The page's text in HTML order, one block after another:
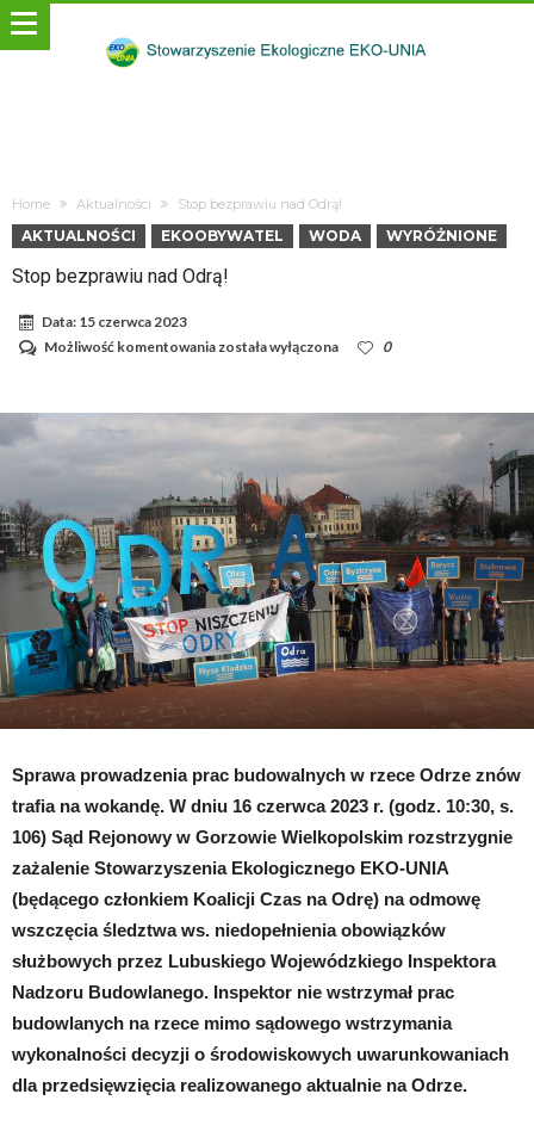
Home Aktualności Stop bezprawiu nad Odrą!
AKTUALNOŚCI EKOOBYWATEL WODA WYRÓŻNIONE
Stop bezprawiu nad Odrą!
Data: 15 czerwca 2023
Możliwość komentowania Stop
została wyłączona 0
Sprawa prowadzenia prac budowalnych w rzece Odrze znów
trafia na wokandę. W dniu 16 czerwca 2023 r. (godz. 10:30, s.
106) Sąd Rejonowy w Gorzowie Wielkopolskim rozstrzygnie
zażalenie Stowarzyszenia Ekologicznego EKO-UNIA
(będącego członkiem Koalicji Czas na Odrę) na odmowę
wszczęcia śledztwa ws. niedopełnienia obowiązków
służbowych przez Lubuskiego Wojewódzkiego Inspektora
Nadzoru Budowlanego. Inspektor nie wstrzymał prac
budowlanych na rzece mimo sądowego wstrzymania
wykonalności decyzji o środowiskowych uwarunkowaniach
dla przedsięwzięcia realizowanego aktualnie na Odrze.